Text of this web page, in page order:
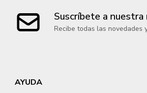
Suscríbete a
Recibe todas las novedades
AYUDA